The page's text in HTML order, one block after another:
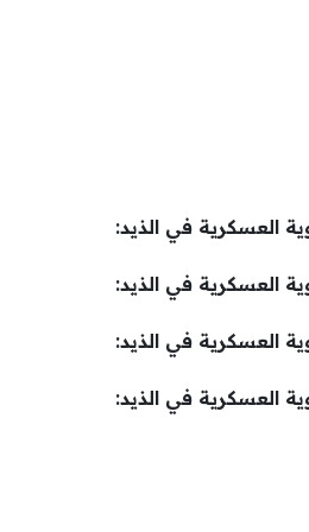
العسكرية في الذيد:
العسكرية في الذيد:
العسكرية في الذيد:
العسكرية في الذيد: